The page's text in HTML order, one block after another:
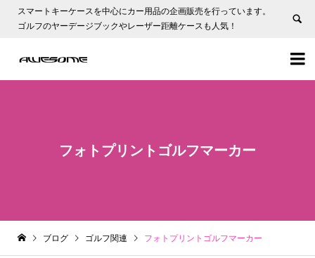
スマートキーケースを中心にカー用品の企画販売を行っています。
ゴルフのヤーデージブックやレーザー距離ケースも人気！


フォトプリントゴルフマーカー
ブログ ゴルフ関連 フォトプリントゴルフマーカー